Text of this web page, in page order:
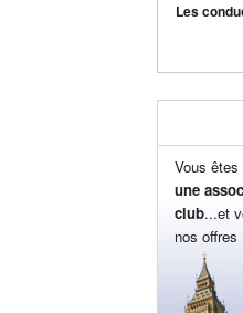
Les
Vous êtes
une
club...et
nos offres